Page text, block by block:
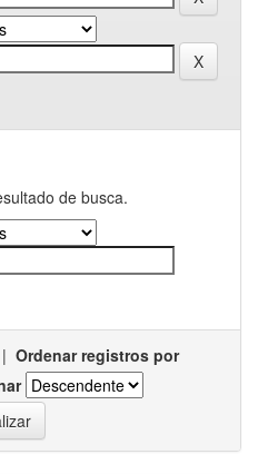
de busca.
| Ordenar registros por